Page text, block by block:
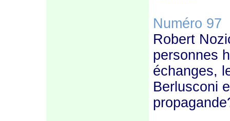
Numéro 97
Robert
personnes
échanges,
Berlusconi